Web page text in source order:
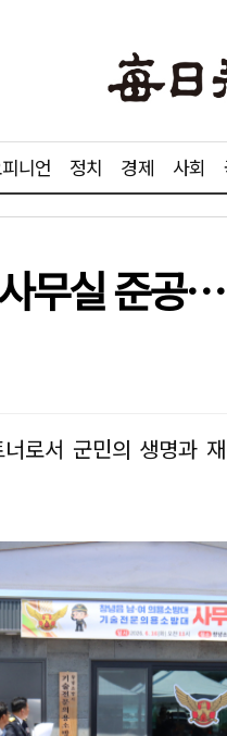
니언 정치 경제 사회
무실 준공
로서 군민의 생명과